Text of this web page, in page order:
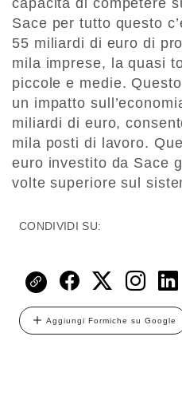
capacità di competere
Sace per tutto questo
55 miliardi di euro di
mila imprese, la quasi
piccole e medie.
un impatto
miliardi di euro,
mila posti di lavoro.
euro investito da Sace
volte superiore sul
CONDIVIDI SU:
Aggiungi Formiche su Google